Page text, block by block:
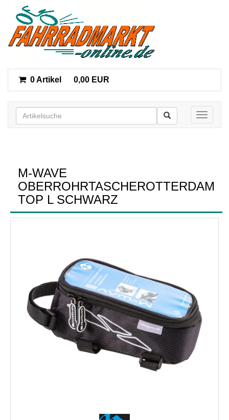
0 Artikel 0,00 EUR
Toggle
M-WAVE
OBERROHRTASCHEROTTERDAM
TOP L SCHWARZ